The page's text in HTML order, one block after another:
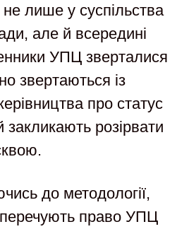
лише у суспільства
але й всередині
УПЦ зверталися
звертаються із
про статус
закликають розірвати
до методології,
право УПЦ